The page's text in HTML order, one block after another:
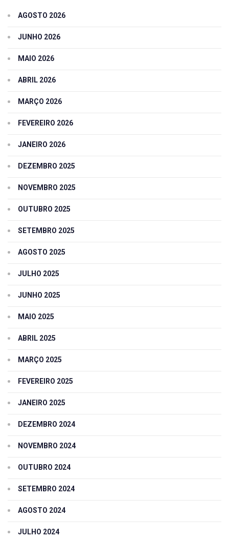
AGOSTO 2026
JUNHO 2026
MAIO 2026
ABRIL 2026
MARÇO 2026
FEVEREIRO 2026
JANEIRO 2026
DEZEMBRO 2025
NOVEMBRO 2025
OUTUBRO 2025
SETEMBRO 2025
AGOSTO 2025
JULHO 2025
JUNHO 2025
MAIO 2025
ABRIL 2025
MARÇO 2025
FEVEREIRO 2025
JANEIRO 2025
DEZEMBRO 2024
NOVEMBRO 2024
OUTUBRO 2024
SETEMBRO 2024
AGOSTO 2024
JULHO 2024